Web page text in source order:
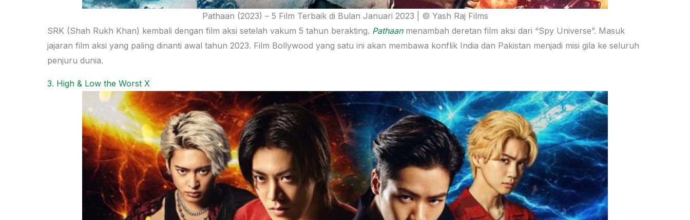
Pathaan (2023) – 5 Film Terbaik di Bulan Januari 2023 | © Yash Raj Films
SRK (Shah Rukh Khan) kembali dengan film aksi setelah vakum 5 tahun berakting. Pathaanmenambah deretan film aksi dari “Spy Universe”. Masuk
jajaran film aksi yang paling dinanti awal tahun 2023. Film Bollywood yang satu ini akan membawa konflik India dan Pakistan menjadi misi gila ke seluruh
penjuru dunia.
3. High & Low the Worst X